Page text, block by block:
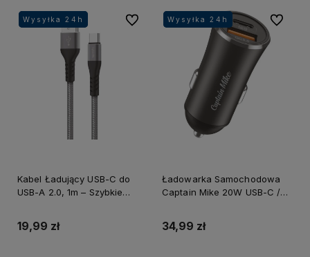
Wysyłka 24h
Wysyłka 24h
Kabel Ładujący USB-C do
USB-A 2.0, 1m – Szybkie
19,99 zł
Do ulubionychWysyłka 24h
Wysyłka 24h
Ładowarka Samochodowa
Captain Mike 20W USB-C /
34,99 zł
Do